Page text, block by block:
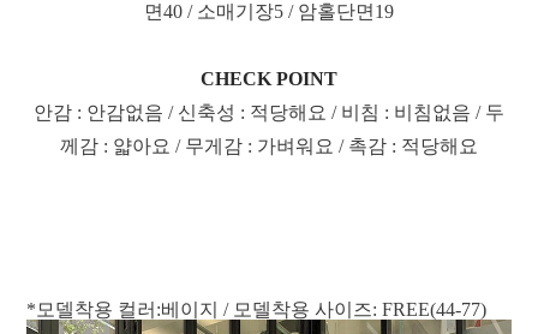
면40 / 소매기장5 / 암홀단면19
CHECK POINT
안감 : 안감없음 / 신축성 : 적당해요 / 비침 : 비침없음 / 두
께감 : 얇아요 / 무게감 : 가벼워요 / 촉감 : 적당해요
*모델착용 컬러:베이지 / 모델착용 사이즈: FREE(44-77)